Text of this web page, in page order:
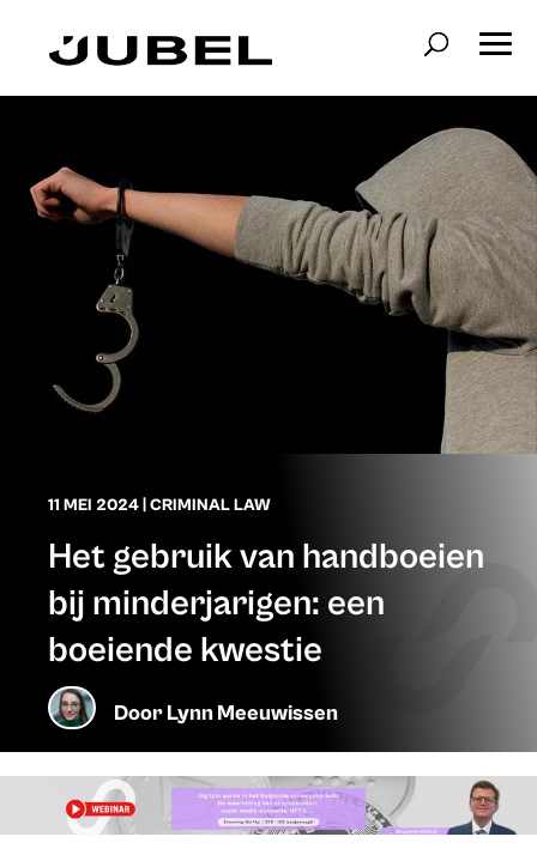
11 MEI 2024 CRIMINAL LAW
Het gebruik van handboeien
bij minderjarigen: een
boeiende kwestie
DoorLynn Meeuwissen